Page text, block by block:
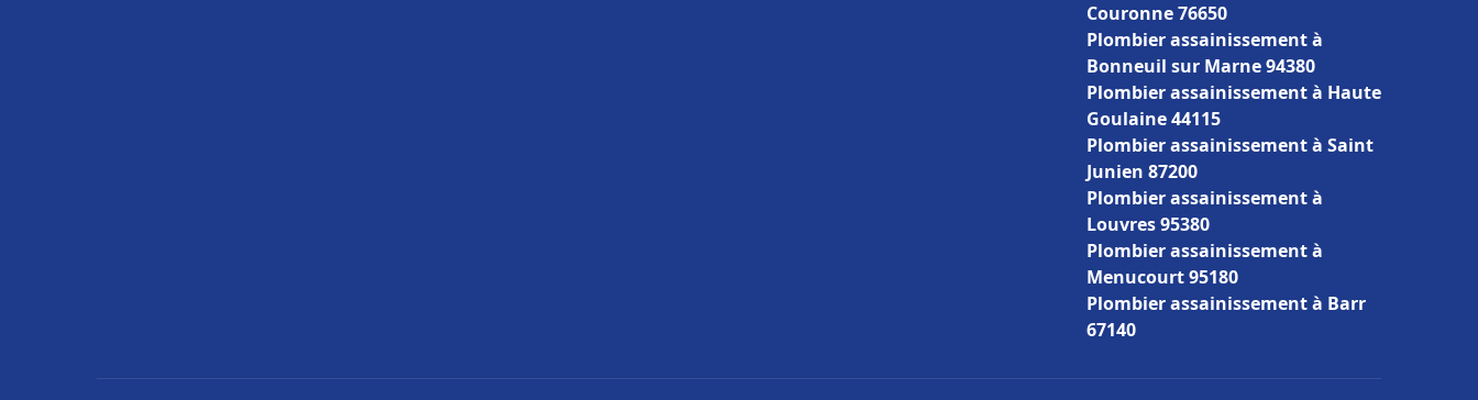
Couronne 76650
Plombier assainissement à
Bonneuil sur Marne 94380
Plombier assainissement à Haute
Goulaine 44115
Plombier assainissement à Saint
Junien 87200
Plombier assainissement à
Louvres 95380
Plombier assainissement à
Menucourt 95180
Plombier assainissement à Barr
67140